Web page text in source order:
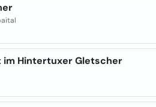
Hintertuxer Gletscher